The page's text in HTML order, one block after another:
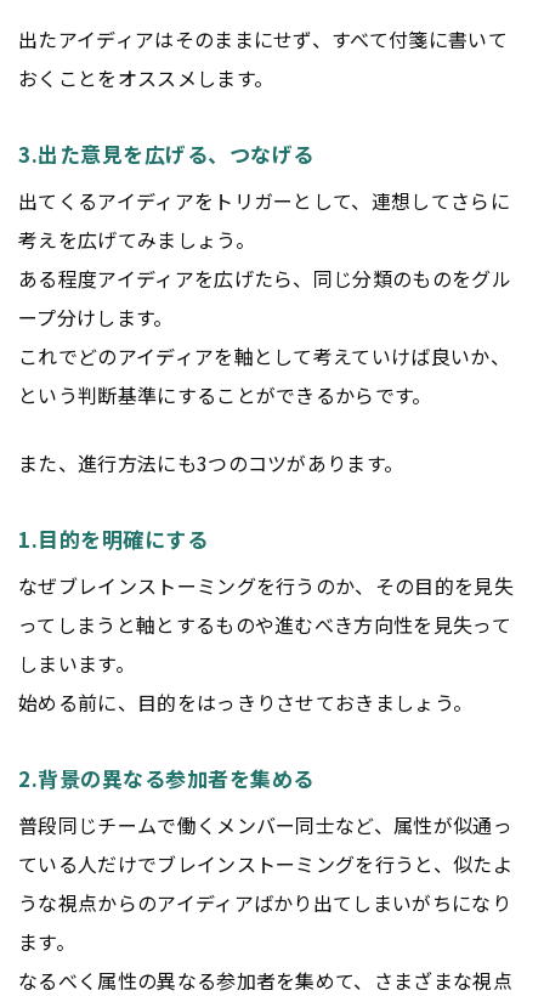
出たアイディアはそのままにせず、すべて付箋に書いて
おくことをオススメします。
3.出た意見を広げる、つなげる
出てくるアイディアをトリガーとして、連想してさらに
考えを広げてみましょう。
ある程度アイディアを広げたら、同じ分類のものをグル
ープ分けします。
これでどのアイディアを軸として考えていけば良いか、
という判断基準にすることができるからです。
また、進行方法にも3つのコツがあります。
1.目的を明確にする
なぜブレインストーミングを行うのか、その目的を見失
ってしまうと軸とするものや進むべき方向性を見失って
しまいます。
始める前に、目的をはっきりさせておきましょう。
2.背景の異なる参加者を集める
普段同じチームで働くメンバー同士など、属性が似通っ
ている人だけでブレインストーミングを行うと、似たよ
うな視点からのアイディアばかり出てしまいがちになり
ます。
なるべく属性の異なる参加者を集めて、さまざまな視点